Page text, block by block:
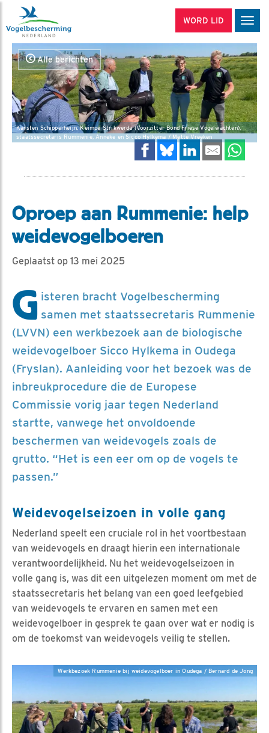
WORD LID
Alle berichten
Karsten Schipperheijn, Keimpe Strikwerda (Voorzitter Bond Friese Vogelwachten),
staatssecretaris Rummenie, Anneke en Sicco Hylkema / Mette Vreeken
Oproep aan Rummenie: help
weidevogelboeren
Geplaatst op 13 mei 2025
G isteren bracht Vogelbescherming
samen met staatssecretaris Rummenie
(LVVN) een werkbezoek aan de biologische
weidevogelboer Sicco Hylkema in Oudega
(Fryslan). Aanleiding voor het bezoek was de
inbreukprocedure die de Europese
Commissie vorig jaar tegen Nederland
startte, vanwege het onvoldoende
beschermen van weidevogels zoals de
grutto. “Het is een eer om op de vogels te
passen.”
Weidevogelseizoen in volle gang
Nederland speelt een cruciale rol in het voortbestaan
van weidevogels en draagt hierin een internationale
verantwoordelijkheid. Nu het weidevogelseizoen in
volle gang is, was dit een uitgelezen moment om met de
staatssecretaris het belang van een goed leefgebied
van weidevogels te ervaren en samen met een
weidevogelboer in gesprek te gaan over wat er nodig is
om de toekomst van weidevogels veilig te stellen.
Werkbezoek Rummenie bij weidevogelboer in Oudega / Bernard de Jong